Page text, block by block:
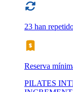
23 han
Reserva
PILATES